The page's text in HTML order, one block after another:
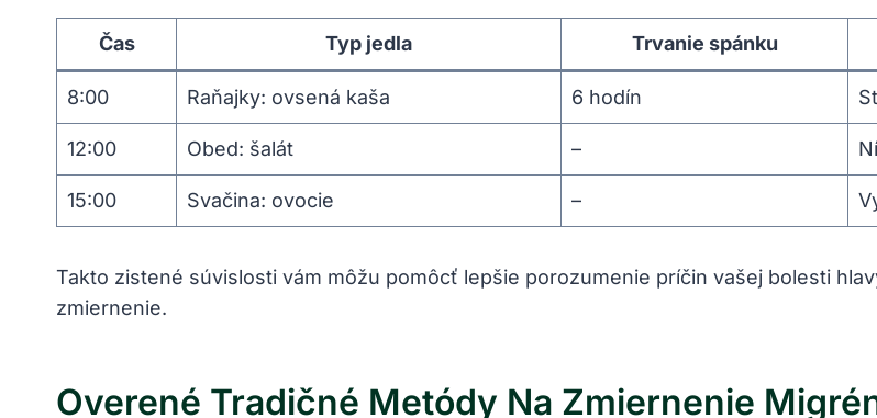
Čas Typ jedla Trvanie spánku
8:00 Raňajky: ovsená kaša 6 hodín
12:00 Obed: šalát –
15:00 Svačina: ovocie –
Takto zistené súvislosti vám môžu pomôcť lepšie porozumenie príčin vašej bolesti
zmiernenie.
Overené Tradičné Metódy Na Zmiernenie